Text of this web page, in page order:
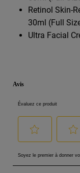
Retinol Skin-
30ml (Full
Ultra Facial